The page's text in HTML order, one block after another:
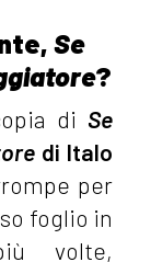
Se
?
di Se
di Italo
per
foglio in
volte,